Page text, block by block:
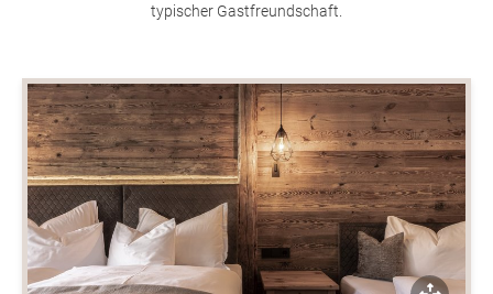
typischer Gastfreundschaft.